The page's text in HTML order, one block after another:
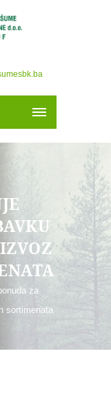
za
sortimenata